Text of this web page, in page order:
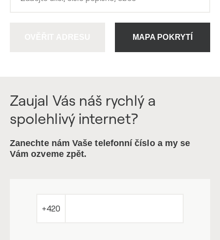
MAPA POKRYTÍ
Zaujal Vás náš rychlý a
spolehlivý internet?
Zanechte nám Vaše telefonní číslo a my se
Vám ozveme zpět.
+420